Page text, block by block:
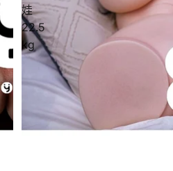
娃
22.5
kg